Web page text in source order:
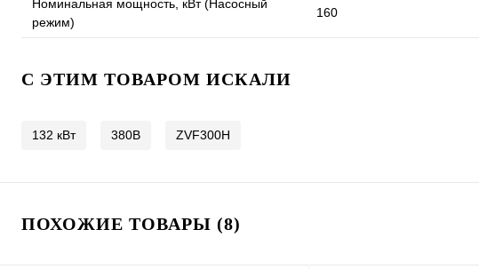
Номинальная мощность, кВт (Насосный
режим)
160
C ЭТИМ ТОВАРОМ ИСКАЛИ
132 кВт 380В ZVF300H
ПОХОЖИЕ ТОВАРЫ (8)